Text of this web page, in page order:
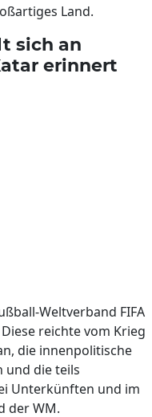
Land.
sich an
erinnert
Weltverband FIFA
reichte vom Krieg
die innenpolitische
und die teils
Unterkünften und im
der WM.